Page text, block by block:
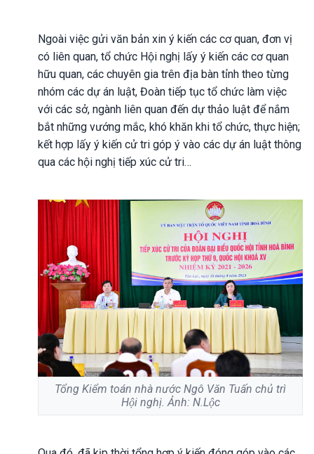
Ngoài việc gửi văn bản xin ý kiến các cơ quan, đơn vị
có liên quan, tổ chức Hội nghị lấy ý kiến các cơ quan
hữu quan, các chuyên gia trên địa bàn tỉnh theo từng
nhóm các dự án luật, Đoàn tiếp tục tổ chức làm việc
với các sở, ngành liên quan đến dự thảo luật để nắm
bắt những vướng mắc, khó khăn khi tổ chức, thực hiện;
kết hợp lấy ý kiến cử tri góp ý vào các dự án luật thông
qua các hội nghị tiếp xúc cử tri…
Tổng Kiểm toán nhà nước Ngô Văn Tuấn chủ trì
Hội nghị. Ảnh: N.Lộc